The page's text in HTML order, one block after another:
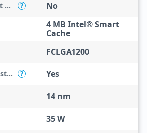
Intel Turbo Boost Technology ? No
4 MB Intel® Smart
Cache
FCLGA1200
Intel AES New Instructions ? Yes
14 nm
35 W